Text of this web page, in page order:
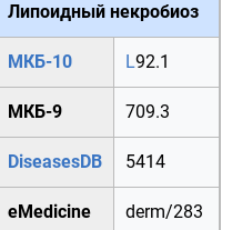
Липоидный некробиоз
МКБ-10 L92.1
МКБ-9 709.3
DiseasesDB 5414
eMedicine derm/283